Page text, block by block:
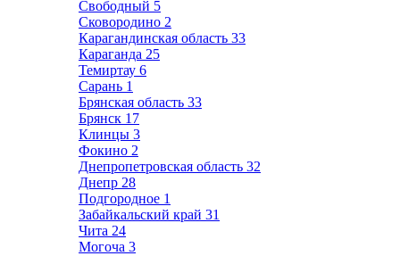
Свободный 5
Сковородино 2
Карагандинская область 33
Караганда 25
Темиртау 6
Сарань 1
Брянская область 33
Брянск 17
Клинцы 3
Фокино 2
Днепропетровская область 32
Днепр 28
Подгородное 1
Забайкальский край 31
Чита 24
Могоча 3